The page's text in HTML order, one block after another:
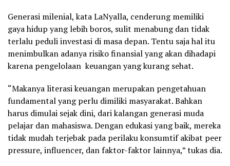
Generasi milenial, kata LaNyalla, cenderung memiliki
gaya hidup yang lebih boros, sulit menabung dan tidak
terlalu peduli investasi di masa depan. Tentu saja hal itu
menimbulkan adanya risiko finansial yang akan dihadapi
karena pengelolaan keuangan yang kurang sehat.
“Makanya literasi keuangan merupakan pengetahuan
fundamental yang perlu dimiliki masyarakat. Bahkan
harus dimulai sejak dini, dari kalangan generasi muda
pelajar dan mahasiswa. Dengan edukasi yang baik, mereka
tidak mudah terjebak pada perilaku konsumtif akibat peer
pressure, influencer, dan faktor-faktor lainnya,” tukas dia.